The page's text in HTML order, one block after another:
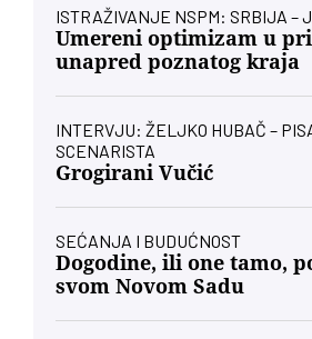
ISTRAŽIVANJE NSPM: SRBIJA –
Umereni optimizam u
unapred poznatog kraja
INTERVJU: ŽELJKO HUBAČ –
SCENARISTA
Grogirani Vučić
SEĆANJA I BUDUĆNOST
Dogodine, ili one tamo,
svom Novom Sadu